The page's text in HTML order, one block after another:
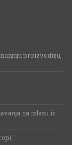
proizvodnju,
na izlazu iz